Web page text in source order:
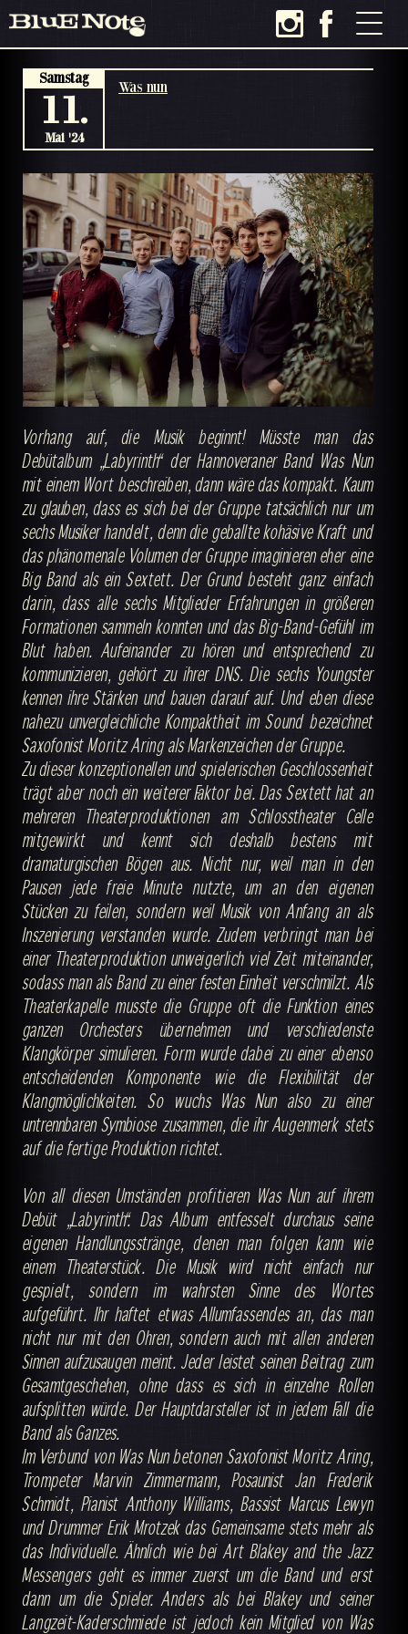
Was nun
Vorhang auf, die Musik beginnt! Müsste man das
Debütalbum „Labyrinth“ der Hannoveraner Band Was Nun
mit einem Wort beschreiben, dann wäre das kompakt. Kaum
zu glauben, dass es sich bei der Gruppe tatsächlich nur um
sechs Musiker handelt, denn die geballte kohäsive Kraft und
das phänomenale Volumen der Gruppe imaginieren eher eine
Big Band als ein Sextett. Der Grund besteht ganz einfach
darin, dass alle sechs Mitglieder Erfahrungen in größeren
Formationen sammeln konnten und das Big-Band-Gefühl im
Blut haben. Aufeinander zu hören und entsprechend zu
kommunizieren, gehört zu ihrer DNS. Die sechs Youngster
kennen ihre Stärken und bauen darauf auf. Und eben diese
nahezu unvergleichliche Kompaktheit im Sound bezeichnet
Saxofonist Moritz Aring als Markenzeichen der Gruppe.
Zu dieser konzeptionellen und spielerischen Geschlossenheit
trägt aber noch ein weiterer Faktor bei. Das Sextett hat an
mehreren Theaterproduktionen am Schlosstheater Celle
mitgewirkt und kennt sich deshalb bestens mit
dramaturgischen Bögen aus. Nicht nur, weil man in den
Pausen jede freie Minute nutzte, um an den eigenen
Stücken zu feilen, sondern weil Musik von Anfang an als
Inszenierung verstanden wurde. Zudem verbringt man bei
einer Theaterproduktion unweigerlich viel Zeit miteinander,
sodass man als Band zu einer festen Einheit verschmilzt. Als
Theaterkapelle musste die Gruppe oft die Funktion eines
ganzen Orchesters übernehmen und verschiedenste
Klangkörper simulieren. Form wurde dabei zu einer ebenso
entscheidenden Komponente wie die Flexibilität der
Klangmöglichkeiten. So wuchs Was Nun also zu einer
untrennbaren Symbiose zusammen, die ihr Augenmerk stets
auf die fertige Produktion richtet.
Von all diesen Umständen profitieren Was Nun auf ihrem
Debüt „Labyrinth“. Das Album entfesselt durchaus seine
eigenen Handlungsstränge, denen man folgen kann wie
einem Theaterstück. Die Musik wird nicht einfach nur
gespielt, sondern im wahrsten Sinne des Wortes
aufgeführt. Ihr haftet etwas Allumfassendes an, das man
nicht nur mit den Ohren, sondern auch mit allen anderen
Sinnen aufzusaugen meint. Jeder leistet seinen Beitrag zum
Gesamtgeschehen, ohne dass es sich in einzelne Rollen
aufsplitten würde. Der Hauptdarsteller ist in jedem Fall die
Band als Ganzes.
Im Verbund von Was Nun betonen Saxofonist Moritz Aring,
Trompeter Marvin Zimmermann, Posaunist Jan Frederik
Schmidt, Pianist Anthony Williams, Bassist Marcus Lewyn
und Drummer Erik Mrotzek das Gemeinsame stets mehr als
das Individuelle. Ähnlich wie bei Art Blakey and the Jazz
Messengers geht es immer zuerst um die Band und erst
dann um die Spieler. Anders als bei Blakey und seiner
Langzeit-Kaderschmiede ist jedoch kein Mitglied von Was
Samstag
11.
Mai '24